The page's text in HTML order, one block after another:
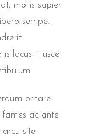
mollis sapien
sempe.
lacus. Fusce
ornare.
fames ac ante
arcu site